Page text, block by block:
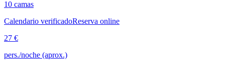
10 camas
Calendario verificadoReserva online
27 €
pers./noche (aprox.)